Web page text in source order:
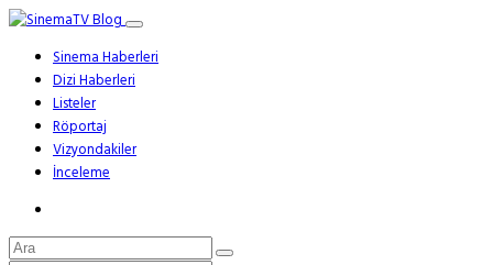
Sinema Haberleri
Dizi Haberleri
Listeler
Röportaj
Vizyondakiler
İnceleme